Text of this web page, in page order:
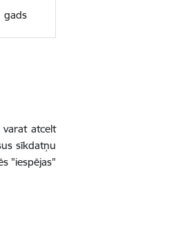
gads
atcelt
sīkdatņu
"iespējas"